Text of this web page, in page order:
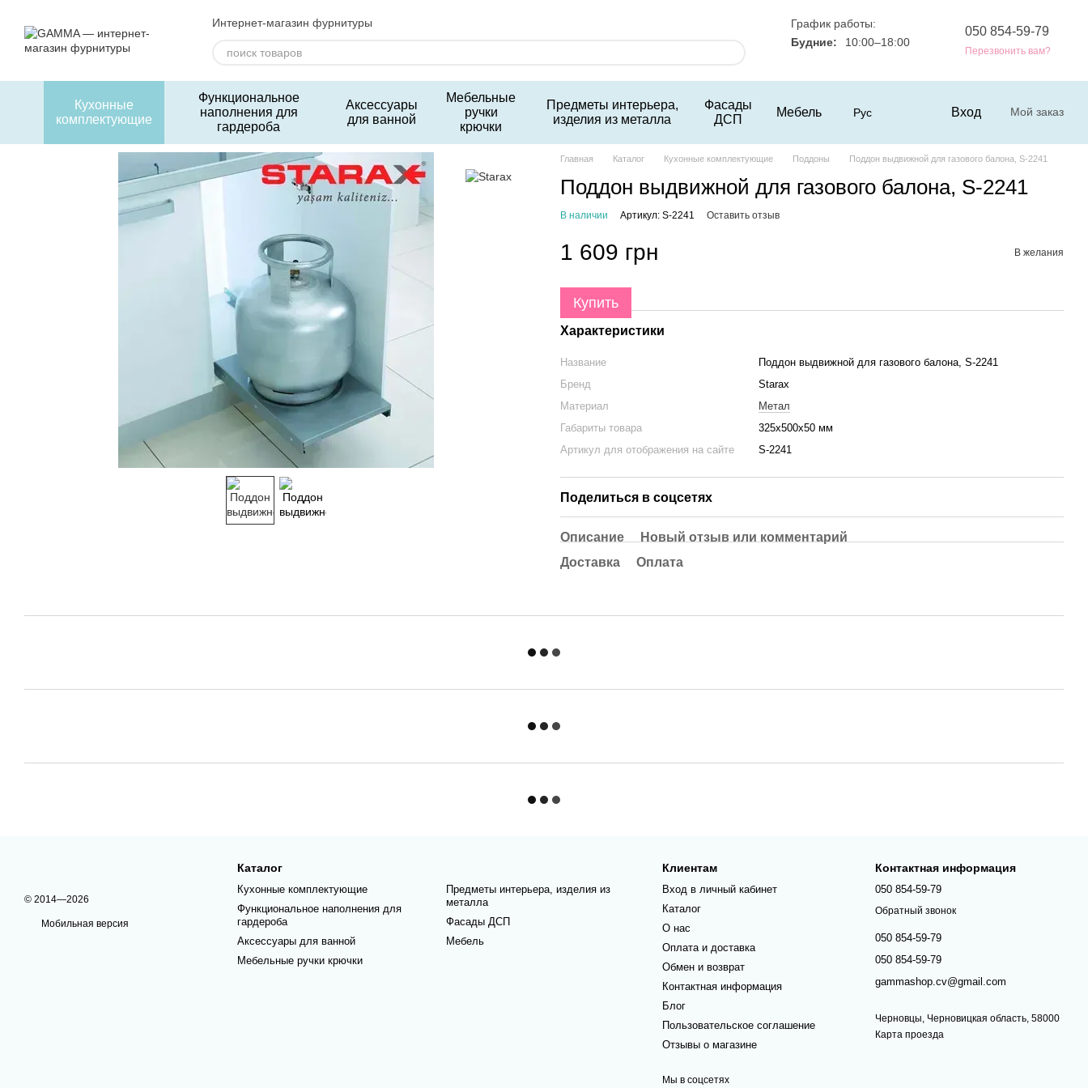
Интернет-магазин фурнитуры
График работы:
Будние:
10:00–18:00
050 854-59-79
Перезвонить вам?
Кухонные
комплектующие
Функциональное
наполнения для
гардероба
Аксессуары
для ванной
Мебельные
ручки
крючки
Предметы интерьера,
изделия из металла
Фасады
ДСП
Мебель Рус Вход Мой заказ
Главная Каталог Кухонные комплектующие Поддоны Поддон выдвижной для газового балона, S-2241
Поддон выдвижной для газового балона, S-2241
В наличии Артикул: S-2241 Оставить отзыв
1 609 грн В желания
Купить
Характеристики
Название
Поддон выдвижной для газового балона, S-2241
Бренд
Starax
Материал
Метал
Габариты товара
325х500х50 мм
Артикул для отображения на сайте
S-2241
Поделиться в соцсетях
Описание
Новый отзыв или комментарий
Доставка
Оплата
© 2014—2026
Мобильная версия
Каталог
Кухонные комплектующие
Функциональное наполнения для
гардероба
Аксессуары для ванной
Мебельные ручки крючки
Предметы интерьера, изделия из
металла
Фасады ДСП
Мебель
Клиентам
Вход в личный кабинет
Каталог
О нас
Оплата и доставка
Обмен и возврат
Контактная информация
Блог
Пользовательское соглашение
Отзывы о магазине
Мы в соцсетях
Контактная информация
050 854-59-79
Обратный звонок
050 854-59-79
050 854-59-79
gammashop.cv@gmail.com
Черновцы, Черновицкая область, 58000
Карта проезда